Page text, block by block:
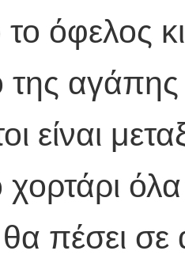
όφελος
της αγάπης
είναι
θα πέσει